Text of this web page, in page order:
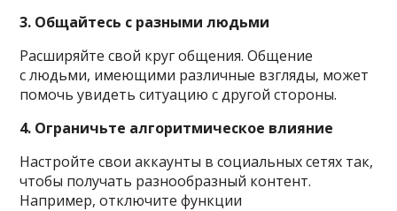
3. Общайтесь с разными людьми
Расширяйте свой круг общения. Общение
с людьми, имеющими различные взгляды, может
помочь увидеть ситуацию с другой стороны.
4. Ограничьте алгоритмическое влияние
Настройте свои аккаунты в социальных сетях так,
чтобы получать разнообразный контент.
Например, отключите функции